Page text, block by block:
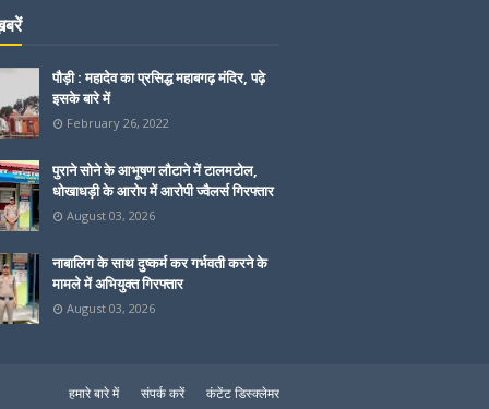
पौड़ी : महादेव का प्रसिद्ध महाबगढ़ मंदिर, पढ़े
इसके बारे में
February 26, 2022
पुराने सोने के आभूषण लौटाने में टालमटोल,
धोखाधड़ी के आरोप में आरोपी ज्वैलर्स गिरफ्तार
August 03, 2026
नाबालिग के साथ दुष्कर्म कर गर्भवती करने के
मामले में अभियुक्त गिरफ्तार
August 03, 2026
हमारे बारे में संपर्क करें कंटेंट डिस्क्लेमर